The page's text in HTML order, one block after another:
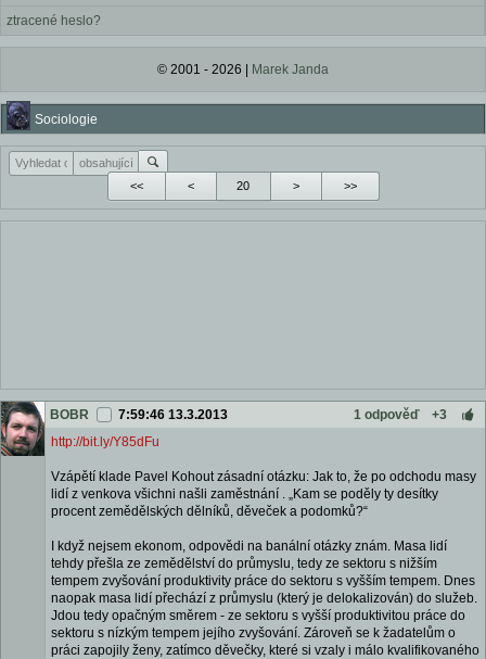
ztracené heslo?
© 2001 - 2026 | Marek Janda
Sociologie
<< < > >>
BOBR 7:59:46 13.3.2013 1 odpověď
+3
http://bit.ly/Y85dFu
Vzápětí klade Pavel Kohout zásadní otázku: Jak to, že po odchodu masy
lidí z venkova všichni našli zaměstnání . „Kam se poděly ty desítky
procent zemědělských dělníků, děveček a podomků?“
I když nejsem ekonom, odpovědi na banální otázky znám. Masa lidí
tehdy přešla ze zemědělství do průmyslu, tedy ze sektoru s nižším
tempem zvyšování produktivity práce do sektoru s vyšším tempem. Dnes
naopak masa lidí přechází z průmyslu (který je delokalizován) do služeb.
Jdou tedy opačným směrem - ze sektoru s vyšší produktivitou práce do
sektoru s nízkým tempem jejího zvyšování. Zároveň se k žadatelům o
práci zapojily ženy, zatímco děvečky, které si vzaly i málo kvalifikovaného